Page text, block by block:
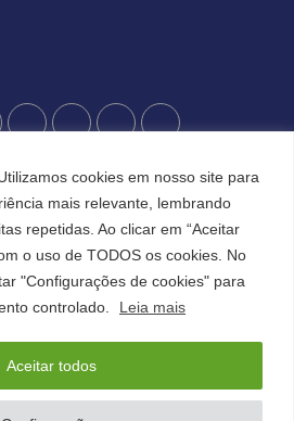
cookies em nosso site para
mais relevante, lembrando
repetidas. Ao clicar em “Aceitar
o uso de TODOS os cookies. No
"Configurações de cookies" para
controlado.
Leia mais
Aceitar todos
Designed and Developed by FCDesign